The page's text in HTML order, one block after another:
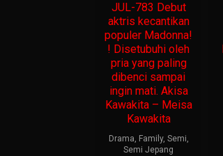
JUL-783 Debut
aktris kecantikan
populer Madonna!
! Disetubuhi oleh
pria yang paling
dibenci sampai
ingin mati. Akisa
Kawakita – Meisa
Kawakita
Drama, Family, Semi,
Semi Jepang